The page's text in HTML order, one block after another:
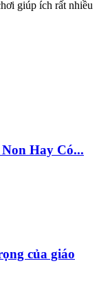
giúp ích rất nhiều
Hay Có...
của giáo